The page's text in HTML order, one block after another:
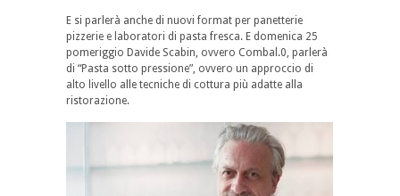
E si parlerà anche di nuovi format per panetterie
pizzerie e laboratori di pasta fresca. E domenica 25
pomeriggio Davide Scabin, ovvero Combal.0, parlerà
di “Pasta sotto pressione”, ovvero un approccio di
alto livello alle tecniche di cottura più adatte alla
ristorazione.